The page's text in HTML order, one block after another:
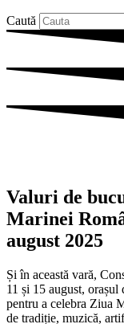
Caută
Valuri de
Marinei
august 2025
Și în această vară,
11 și 15 august,
pentru a celebra Ziua
de tradiție, muzică,